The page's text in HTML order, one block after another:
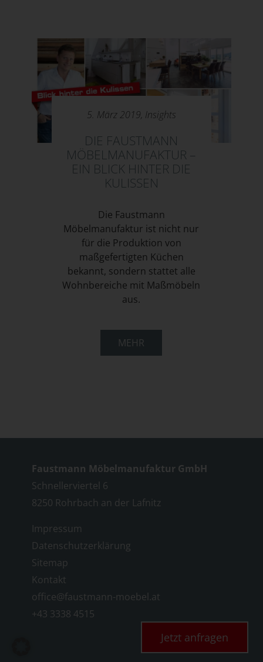
5. März 2019, Insights
DIE FAUSTMANN
MÖBELMANUFAKTUR –
EIN BLICK HINTER DIE
KULISSEN
Die Faustmann
Möbelmanufaktur ist nicht nur
für die Produktion von
maßgefertigten Küchen
bekannt, sondern stattet alle
Wohnbereiche mit Maßmöbeln
aus.
MEHR
Faustmann Möbelmanufaktur GmbH
Schnellerviertel 6
8250 Rohrbach an der Lafnitz
Impressum
Datenschutzerklärung
Sitemap
Kontakt
office@faustmann-moebel.at
+43 3338 4515
Jetzt anfragen